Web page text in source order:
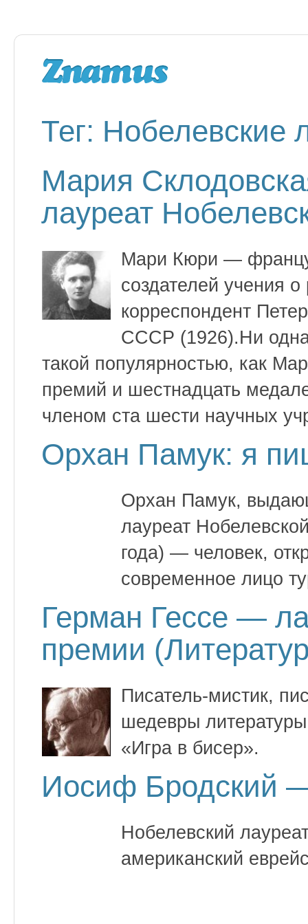
Тег: Нобелевские
Мария
лауреат
Мари Кюри —
создателей учения
корреспондент
СССР (1926).Ни
такой популярностью, как
премий и шестнадцать
членом ста шести научных
Орхан Памук: я
Орхан Памук,
лауреат
года) — человек,
современное лицо
Герман Гессе —
премии
Писатель-мистик,
шедевры
«Игра в бисер».
Иосиф Бродский
Нобелевский
американский